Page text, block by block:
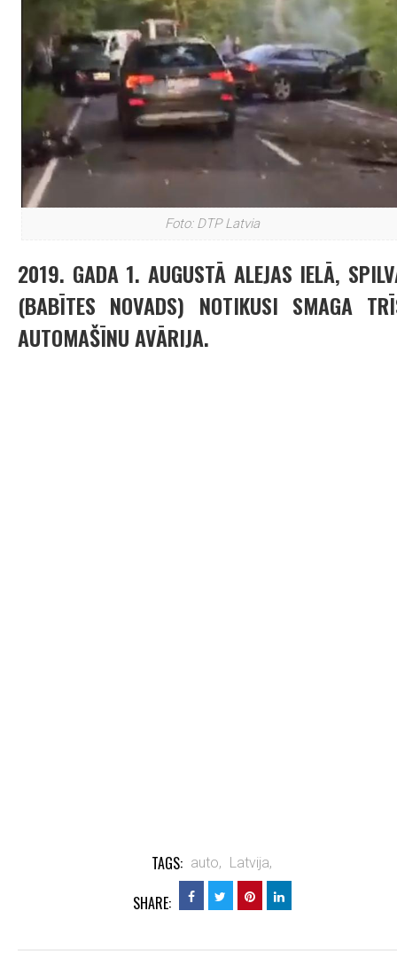
Foto: DTP Latvia
2019. GADA 1. AUGUSTĀ ALEJAS IELĀ,
(BABĪTES NOVADS) NOTIKUSI SMAGA
AUTOMAŠĪNU AVĀRIJA.
TAGS: auto, Latvija,
SHARE: